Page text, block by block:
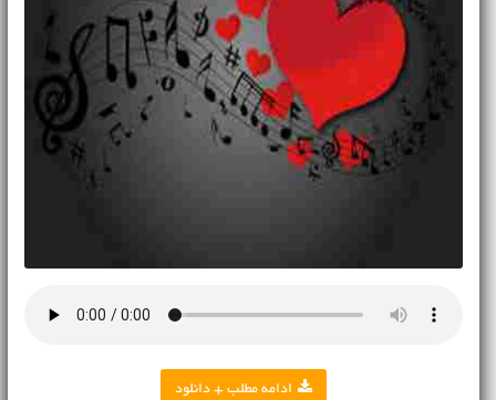
ادامه مطلب + دانلود